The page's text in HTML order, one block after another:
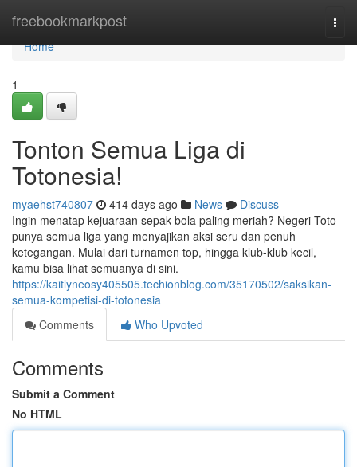
freebookmarkpost
Home
Home
1
Tonton Semua Liga di
Totonesia!
myaehst740807 414 days ago News
Discuss
Ingin menatap kejuaraan sepak bola paling meriah? Negeri Toto
punya semua liga yang menyajikan aksi seru dan penuh
ketegangan. Mulai dari turnamen top, hingga klub-klub kecil,
kamu bisa lihat semuanya di sini.
https://kaitlyneosy405505.techionblog.com/35170502/saksikan-
semua-kompetisi-di-totonesia
Comments
Who Upvoted
Comments
Submit a Comment
No HTML